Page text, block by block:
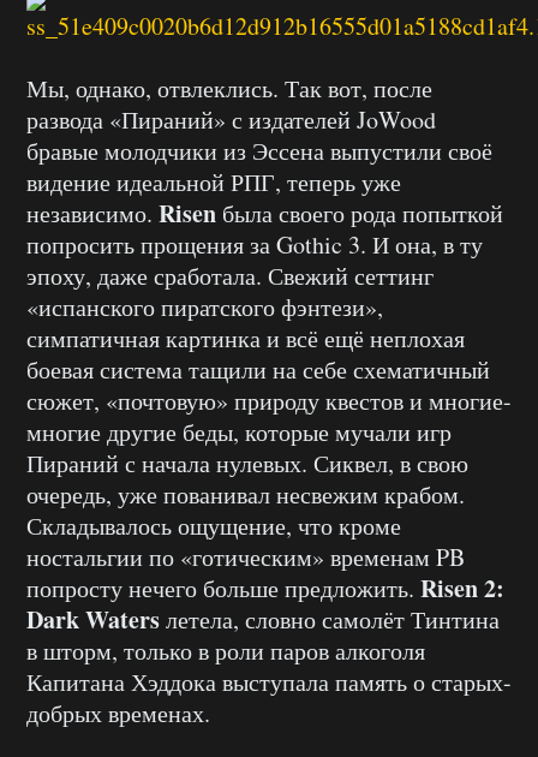
Мы, однако, отвлеклись. Так вот, после
развода «Пираний» с издателей JoWood
бравые молодчики из Эссена выпустили своё
видение идеальной РПГ, теперь уже
независимо. Risen была своего рода попыткой
попросить прощения за Gothic 3. И она, в ту
эпоху, даже сработала. Свежий сеттинг
«испанского пиратского фэнтези»,
симпатичная картинка и всё ещё неплохая
боевая система тащили на себе схематичный
сюжет, «почтовую» природу квестов и многие-
многие другие беды, которые мучали игр
Пираний с начала нулевых. Сиквел, в свою
очередь, уже пованивал несвежим крабом.
Складывалось ощущение, что кроме
ностальгии по «готическим» временам PB
попросту нечего больше предложить. Risen 2:
Dark Watersлетела, словно самолёт Тинтина
в шторм, только в роли паров алкоголя
Капитана Хэддока выступала память о старых-
добрых временах.